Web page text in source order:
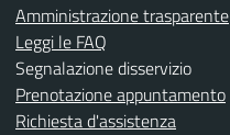
Amministrazione trasparente
Leggi le FAQ
Segnalazione disservizio
Prenotazione appuntamento
Richiesta d'assistenza